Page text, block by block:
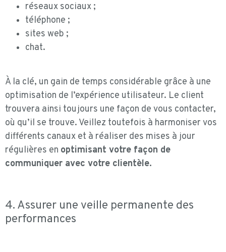
réseaux sociaux ;
téléphone ;
sites web ;
chat.
À la clé, un gain de temps considérable grâce à une
optimisation de l’expérience utilisateur. Le client
trouvera ainsi toujours une façon de vous contacter,
où qu’il se trouve. Veillez toutefois à harmoniser vos
différents canaux et à réaliser des mises à jour
régulières en optimisant votre façon de
communiquer avec votre clientèle.
4. Assurer une veille permanente des
performances